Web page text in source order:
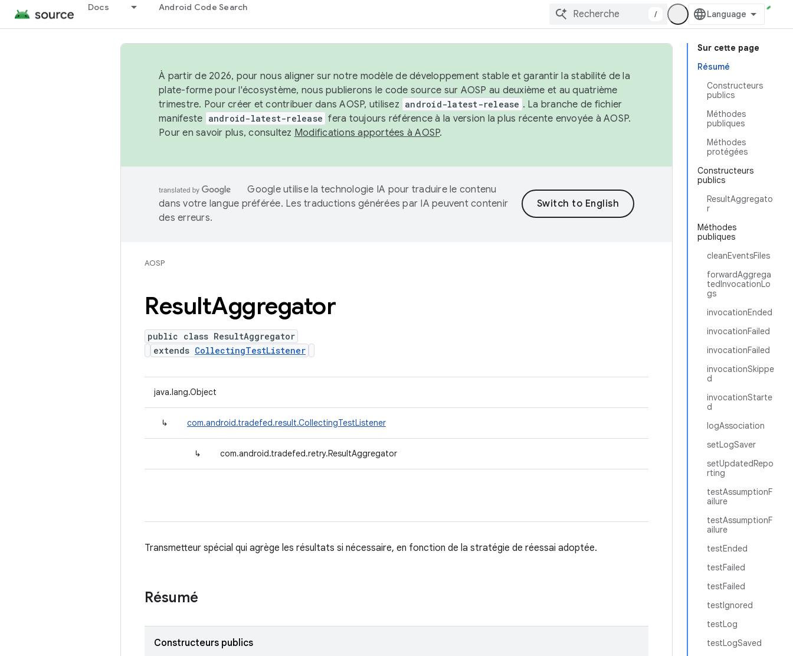
Docs Android Code Search
/
Sur cette page
Résumé
Constructeurs
publics
Méthodes
publiques
Méthodes
protégées
Constructeurs
publics
ResultAggregato
r
Méthodes
publiques
cleanEventsFiles
forwardAggrega
tedInvocationLo
gs
invocationEnded
invocationFailed
invocationFailed
invocationSkippe
d
invocationStarte
d
logAssociation
setLogSaver
setUpdatedRepo
rting
testAssumptionF
ailure
testAssumptionF
ailure
testEnded
testFailed
testFailed
testIgnored
testLog
testLogSaved
À partir de 2026, pour nous aligner sur notre modèle de développement stable et garantir la stabilité de la
plate-forme pour l'écosystème, nous publierons le code source sur AOSP au deuxième et au quatrième
trimestre. Pour créer et contribuer dans AOSP, utilisez android-latest-release . La branche de fichier
manifeste android-latest-release fera toujours référence à la version la plus récente envoyée à AOSP.
Pour en savoir plus, consultez Modifications apportées à AOSP.
Google utilise la technologie IA pour traduire le contenu
dans votre langue préférée. Les traductions générées par IA peuvent contenir
des erreurs.
AOSP
ResultAggregator
public class ResultAggregator
extends CollectingTestListener
java.lang.Object
↳ com.android.tradefed.result.CollectingTestListener
↳ com.android.tradefed.retry.ResultAggregator
Transmetteur spécial qui agrège les résultats si nécessaire, en fonction de la stratégie de réessai adoptée.
Résumé
Constructeurs publics